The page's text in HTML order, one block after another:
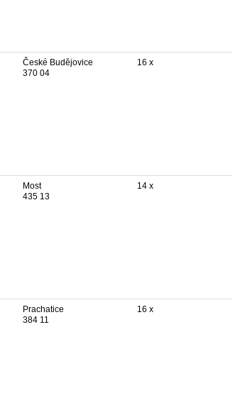
České Budějovice
370 04
16 x
Most
435 13
14 x
Prachatice
384 11
16 x